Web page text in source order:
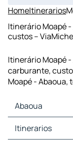
HomeItinerarios
Itinerário Moapé
custos –
Itinerário Moapé
carburante,
Moapé - Abaoua,
Abaoua
Abaoua Mapas
Abaoua Trafego
Itinerarios